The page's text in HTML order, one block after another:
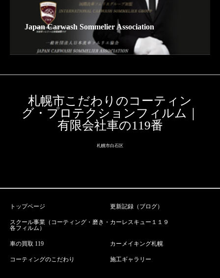
Japan Carwash Sommelier Association
札幌市こだわりのコーティン
グ・プロテクションフィルム｜
有限会社車の119番
札幌市白石区
トップページ 更新記録（ブログ）
スクール事業（コーティング・磨き・
各フィルム）
カーレスキュー１１９
車の買取 119 カーメイキング札幌
コーティングのこだわり 施工ギャラリー